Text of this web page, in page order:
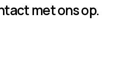
met ons op.